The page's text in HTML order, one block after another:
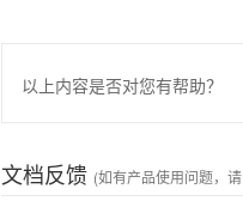
以上内容是否对您有帮助？
文档反馈 (如有产品使用问题，请